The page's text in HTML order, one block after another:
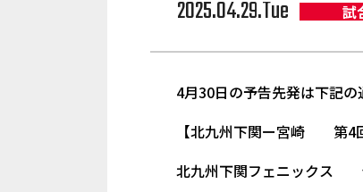
2025.04.29.Tue 試
4月30日の予告先発は下記の
【北九州下関ー宮崎 第
北九州下関フェニックス